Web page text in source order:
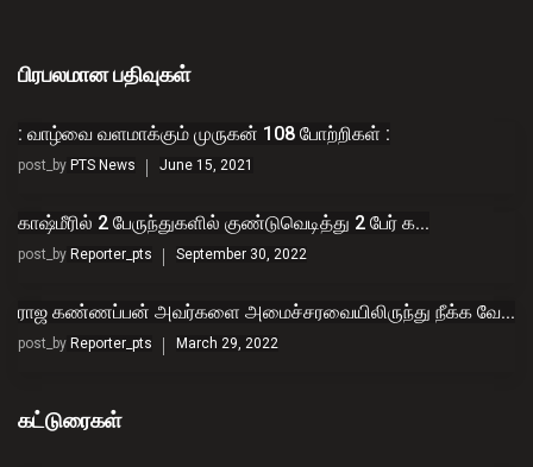
பிரபலமான பதிவுகள்
: வாழ்வை வளமாக்கும் முருகன் 108 போற்றிகள் :
post_by PTS News June 15, 2021
காஷ்மீரில் 2 பேருந்துகளில் குண்டுவெடித்து 2 பேர் க...
post_by Reporter_pts September 30, 2022
ராஜ கண்ணப்பன் அவர்களை அமைச்சரவையிலிருந்து நீக்க வே...
post_by Reporter_pts March 29, 2022
கட்டுரைகள்